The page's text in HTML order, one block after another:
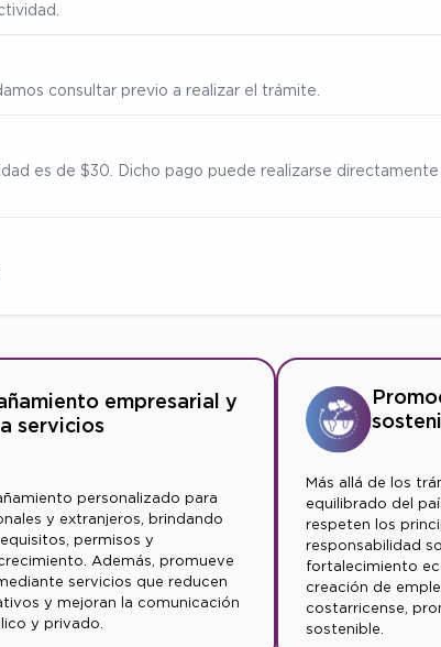
consultar previo a realizar el trámite.
es de $30. Dicho pago puede realizarse
empresarial y
servicios
personalizado para
y extranjeros, brindando
permisos y
Además, promueve
servicios que reducen
y mejoran la comunicación
y privado.
Más allá de los
equilibrado del
respeten los
responsabilidad
fortalecimiento
creación de
costarricense,
sostenible.